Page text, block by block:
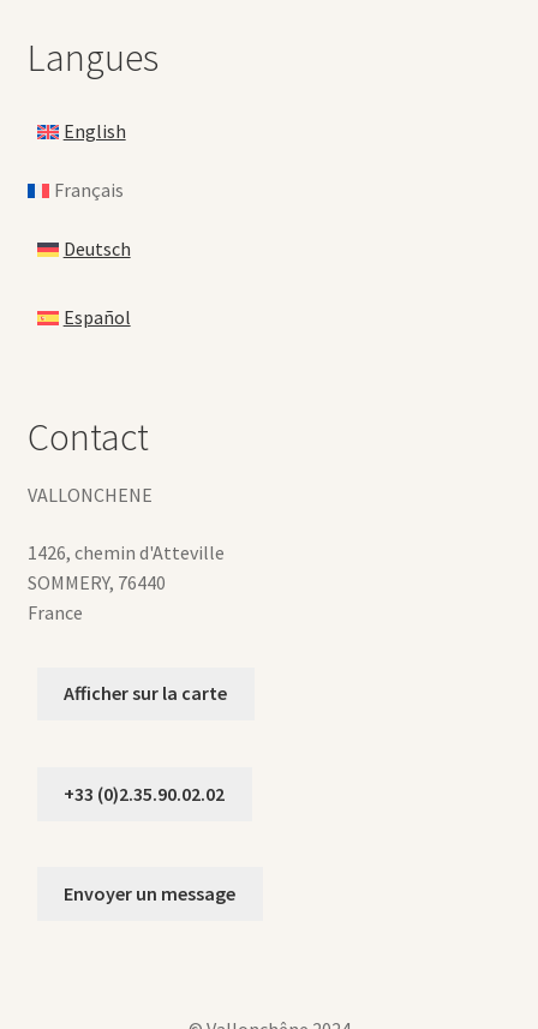
Langues
English
Français
Deutsch
Español
Contact
VALLONCHENE
1426, chemin d'Atteville
SOMMERY, 76440
France
Afficher sur la carte
+33 (0)2.35.90.02.02
Envoyer un message